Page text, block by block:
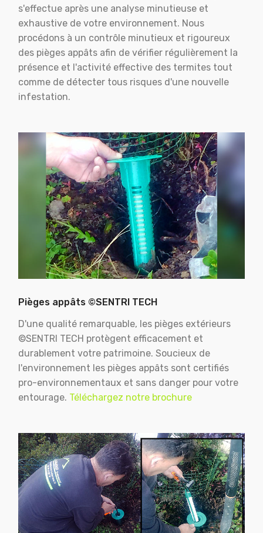
s'effectue après une analyse minutieuse et
exhaustive de votre environnement. Nous
procédons à un contrôle minutieux et rigoureux
des pièges appâts afin de vérifier régulièrement la
présence et l'activité effective des termites tout
comme de détecter tous risques d'une nouvelle
infestation.
Pièges appâts ©SENTRI TECH
D'une qualité remarquable, les pièges extérieurs
©SENTRI TECH protègent efficacement et
durablement votre patrimoine. Soucieux de
l'environnement les pièges appâts sont certifiés
pro-environnementaux et sans danger pour votre
entourage. Téléchargez notre brochure